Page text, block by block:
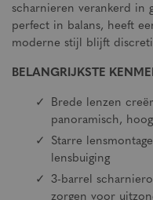
scharnieren verankerd in
perfect in balans, heeft
moderne stijl blijft
BELANGRIJKSTE
Brede lenzen
panoramisch,
Starre
lensbuiging
3-barrel
zorgen voor